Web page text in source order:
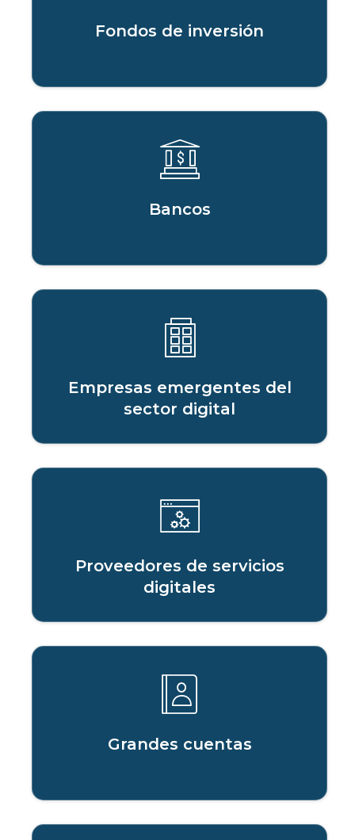
Fondos de inversión
Bancos
Empresas emergentes del
sector digital
Proveedores de servicios
digitales
Grandes cuentas